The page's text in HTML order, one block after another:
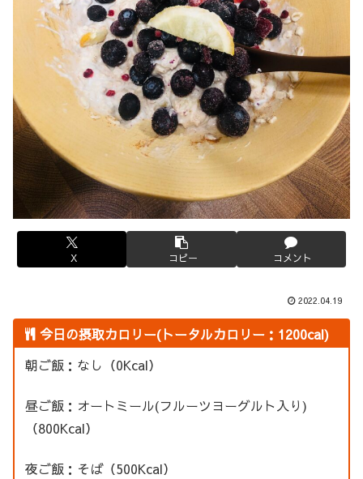
X コピー コメント
2022.04.19
今日の摂取カロリー(トータルカロリー：1200cal)
朝ご飯：なし（0Kcal）
昼ご飯：オートミール(フルーツヨーグルト入り)
（800Kcal）
夜ご飯：そば（500Kcal）